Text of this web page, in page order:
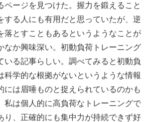
ページを見つけた。握力を鍛えること
する人にも有用だと思っていたが、逆
落とすこともあるというようなことが
なか興味深い。初動負荷トレーニング
いる記事らしい。調べてみると初動負
科学的な根拠がないというような情報
には眉唾ものと捉えられているのかも
私は個人的に高負荷なトレーニングで
り、正確的にも集中力が持続できず好